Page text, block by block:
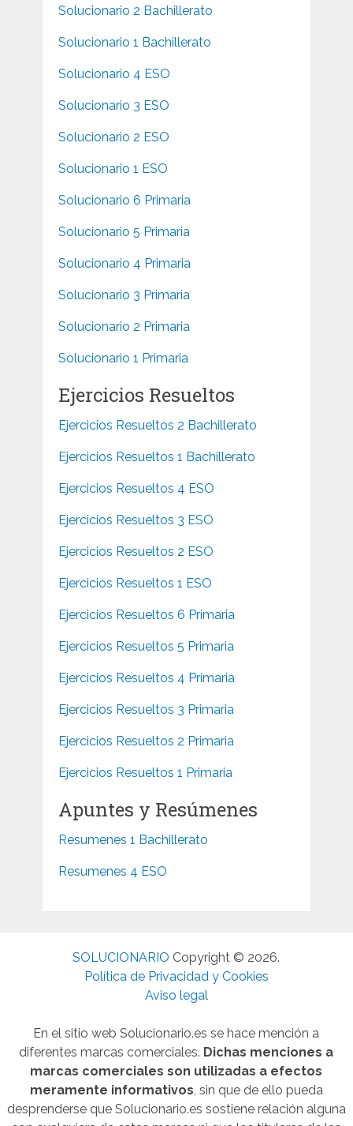
Solucionario 2 Bachillerato
Solucionario 1 Bachillerato
Solucionario 4 ESO
Solucionario 3 ESO
Solucionario 2 ESO
Solucionario 1 ESO
Solucionario 6 Primaria
Solucionario 5 Primaria
Solucionario 4 Primaria
Solucionario 3 Primaria
Solucionario 2 Primaria
Solucionario 1 Primaria
Ejercicios Resueltos
Ejercicios Resueltos 2 Bachillerato
Ejercicios Resueltos 1 Bachillerato
Ejercicios Resueltos 4 ESO
Ejercicios Resueltos 3 ESO
Ejercicios Resueltos 2 ESO
Ejercicios Resueltos 1 ESO
Ejercicios Resueltos 6 Primaria
Ejercicios Resueltos 5 Primaria
Ejercicios Resueltos 4 Primaria
Ejercicios Resueltos 3 Primaria
Ejercicios Resueltos 2 Primaria
Ejercicios Resueltos 1 Primaria
Apuntes y Resúmenes
Resumenes 1 Bachillerato
Resumenes 4 ESO
SOLUCIONARIO Copyright © 2026.
Política de Privacidad y Cookies
Aviso legal
En el sitio web Solucionario.es se hace mención a
diferentes marcas comerciales. Dichas menciones a
marcas comerciales son utilizadas a efectos
meramente informativos , sin que de ello pueda
desprenderse que Solucionario.es sostiene relación alguna